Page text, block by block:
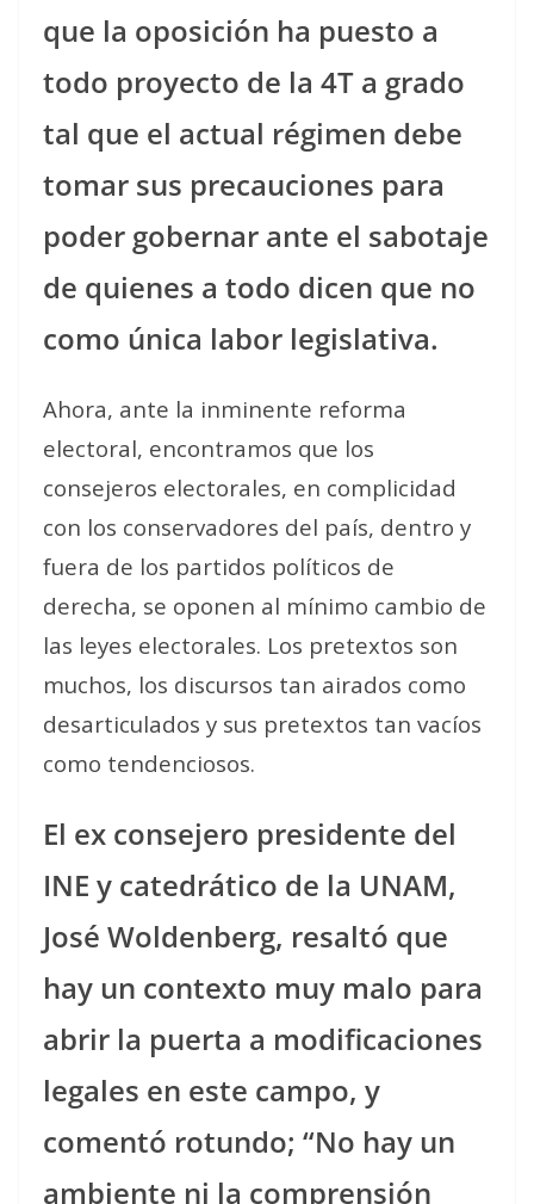
que la oposición ha puesto a
todo proyecto de la 4T a grado
tal que el actual régimen debe
tomar sus precauciones para
poder gobernar ante el sabotaje
de quienes a todo dicen que no
como única labor legislativa.
Ahora, ante la inminente reforma
electoral, encontramos que los
consejeros electorales, en complicidad
con los conservadores del país, dentro y
fuera de los partidos políticos de
derecha, se oponen al mínimo cambio de
las leyes electorales. Los pretextos son
muchos, los discursos tan airados como
desarticulados y sus pretextos tan vacíos
como tendenciosos.
El ex consejero presidente del
INE y catedrático de la UNAM,
José Woldenberg, resaltó que
hay un contexto muy malo para
abrir la puerta a modificaciones
legales en este campo, y
comentó rotundo; “No hay un
ambiente ni la comprensión